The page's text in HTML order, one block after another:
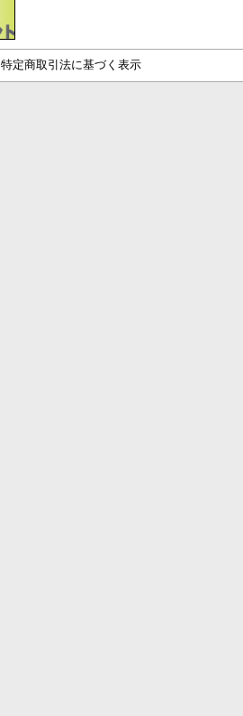
特定商取引法に基づく表示